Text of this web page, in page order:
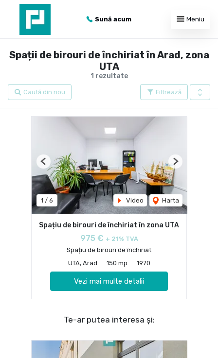
Sună acum Meniu
1 rezultate
Spații de birouri de închiriat în Arad, zona
UTA
Filtrează
Caută din nou
1 / 6 Video Harta
Previous Next
Spațiu de birouri de închiriat în zona UTA
975 € + 21% TVA
Spațiu de birouri de închiriat
UTA, Arad
150 mp 1970
Vezi mai multe detalii
Te-ar putea interesa și: